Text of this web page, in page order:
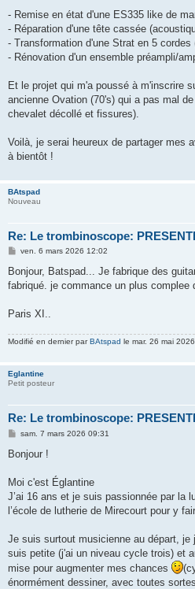
- Remise en état d'une ES335 like de
- Réparation d'une tête cassée
- Transformation d'une Strat en 5 cordes
- Rénovation d'un ensemble préampli/
Et le projet qui m'a poussé à m'inscrire
ancienne Ovation (70's) qui a pas mal
chevalet décollé et fissures).
Voilà, je serai heureux de partager mes
à bientôt !
BAtspad
Nouveau
Re: Le trombinoscope:
M
s
a
ven. 6 mars 2026 12:02
Bonjour, Batspad... Je fabrique des
fabriqué. je commance un plus complee
Paris XI..
Modifié en dernier parBAtspad le mar. 26 mai
Eglantine
Petit posteur
Re: Le trombinoscope:
M
s
g
sam. 7 mars 2026 09:31
Bonjour !
Moi c'est Églantine
J’ai 16 ans et je suis passionnée par la
l’école de lutherie de Mirecourt pour y
Je suis surtout musicienne au départ, je
suis petite (j'ai un niveau cycle trois) et
mise pour augmenter mes chances
énormément dessiner, avec toutes